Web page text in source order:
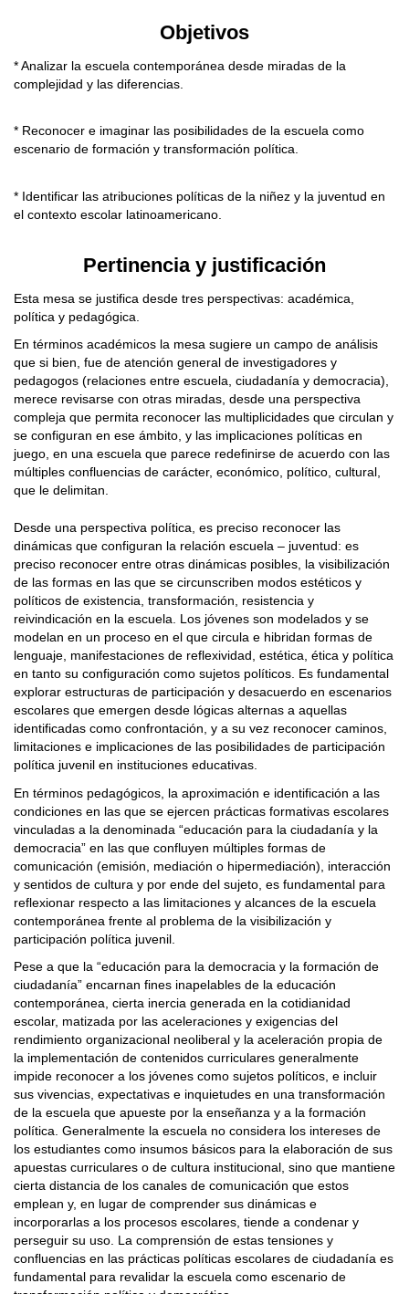
Objetivos
* Analizar la escuela contemporánea desde miradas de la
complejidad y las diferencias.
* Reconocer e imaginar las posibilidades de la escuela como
escenario de formación y transformación política.
* Identificar las atribuciones políticas de la niñez y la juventud en
el contexto escolar latinoamericano.
Pertinencia y justificación
Esta mesa se justifica desde tres perspectivas: académica,
política y pedagógica.
En términos académicos la mesa sugiere un campo de análisis
que si bien, fue de atención general de investigadores y
pedagogos (relaciones entre escuela, ciudadanía y democracia),
merece revisarse con otras miradas, desde una perspectiva
compleja que permita reconocer las multiplicidades que circulan y
se configuran en ese ámbito, y las implicaciones políticas en
juego, en una escuela que parece redefinirse de acuerdo con las
múltiples confluencias de carácter, económico, político, cultural,
que le delimitan.
Desde una perspectiva política, es preciso reconocer las
dinámicas que configuran la relación escuela – juventud: es
preciso reconocer entre otras dinámicas posibles, la visibilización
de las formas en las que se circunscriben modos estéticos y
políticos de existencia, transformación, resistencia y
reivindicación en la escuela. Los jóvenes son modelados y se
modelan en un proceso en el que circula e hibridan formas de
lenguaje, manifestaciones de reflexividad, estética, ética y política
en tanto su configuración como sujetos políticos. Es fundamental
explorar estructuras de participación y desacuerdo en escenarios
escolares que emergen desde lógicas alternas a aquellas
identificadas como confrontación, y a su vez reconocer caminos,
limitaciones e implicaciones de las posibilidades de participación
política juvenil en instituciones educativas.
En términos pedagógicos, la aproximación e identificación a las
condiciones en las que se ejercen prácticas formativas escolares
vinculadas a la denominada “educación para la ciudadanía y la
democracia” en las que confluyen múltiples formas de
comunicación (emisión, mediación o hipermediación), interacción
y sentidos de cultura y por ende del sujeto, es fundamental para
reflexionar respecto a las limitaciones y alcances de la escuela
contemporánea frente al problema de la visibilización y
participación política juvenil.
Pese a que la “educación para la democracia y la formación de
ciudadanía” encarnan fines inapelables de la educación
contemporánea, cierta inercia generada en la cotidianidad
escolar, matizada por las aceleraciones y exigencias del
rendimiento organizacional neoliberal y la aceleración propia de
la implementación de contenidos curriculares generalmente
impide reconocer a los jóvenes como sujetos políticos, e incluir
sus vivencias, expectativas e inquietudes en una transformación
de la escuela que apueste por la enseñanza y a la formación
política. Generalmente la escuela no considera los intereses de
los estudiantes como insumos básicos para la elaboración de sus
apuestas curriculares o de cultura institucional, sino que mantiene
cierta distancia de los canales de comunicación que estos
emplean y, en lugar de comprender sus dinámicas e
incorporarlas a los procesos escolares, tiende a condenar y
perseguir su uso. La comprensión de estas tensiones y
confluencias en las prácticas políticas escolares de ciudadanía es
fundamental para revalidar la escuela como escenario de